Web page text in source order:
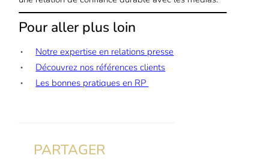
Pour aller plus loin
Notre expertise en relations presse
Découvrez nos références clients
Les bonnes pratiques en RP
PARTAGER